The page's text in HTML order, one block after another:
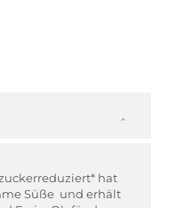
hat
Süße und erhält